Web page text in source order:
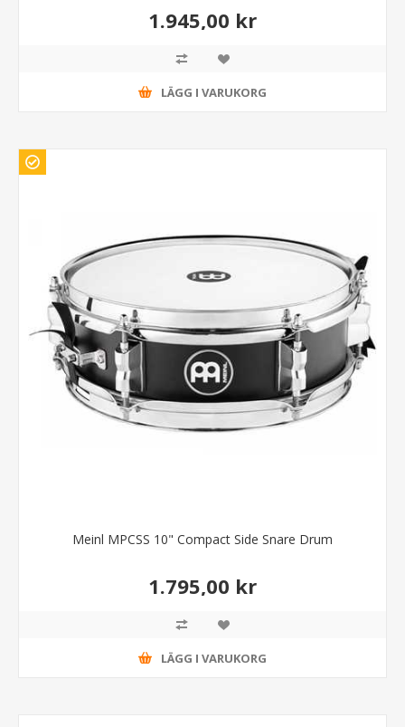
1.945,00 kr
LÄGG I VARUKORG
Meinl MPCSS 10" Compact Side Snare Drum
1.795,00 kr
LÄGG I VARUKORG